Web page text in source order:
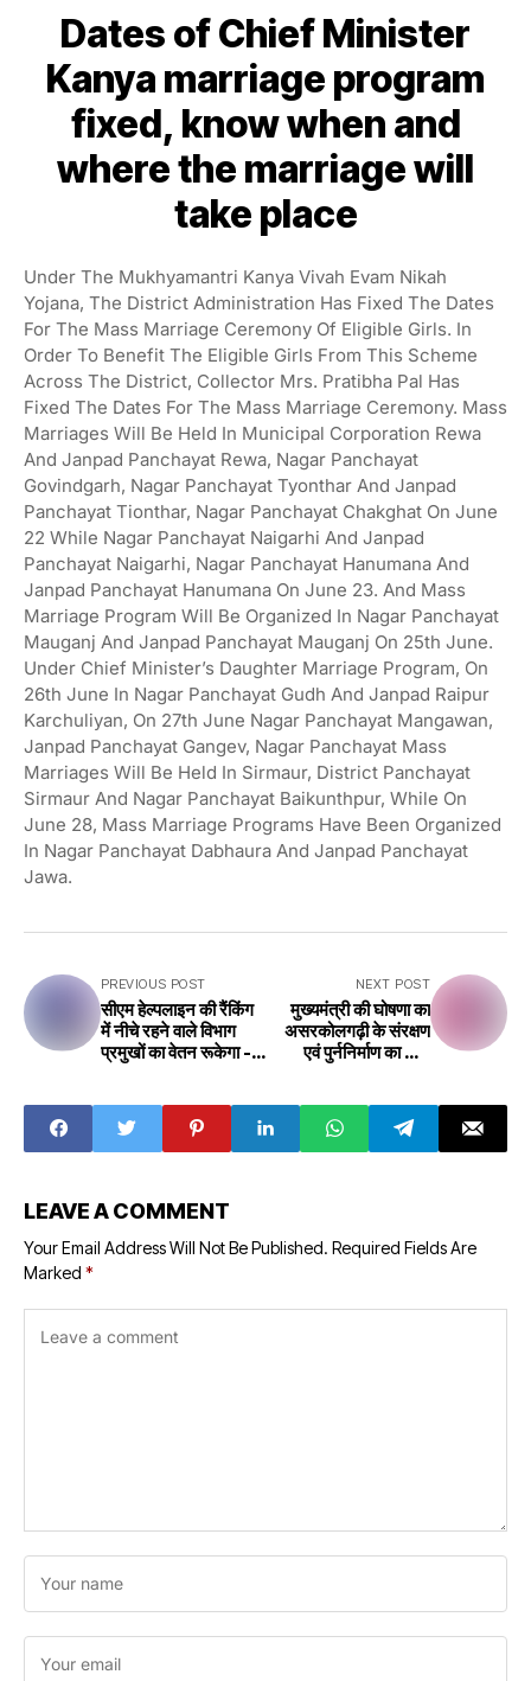
Dates of Chief Minister
Kanya marriage program
fixed, know when and
where the marriage will
take place
Under The Mukhyamantri Kanya Vivah Evam Nikah
Yojana, The District Administration Has Fixed The Dates
For The Mass Marriage Ceremony Of Eligible Girls. In
Order To Benefit The Eligible Girls From This Scheme
Across The District, Collector Mrs. Pratibha Pal Has
Fixed The Dates For The Mass Marriage Ceremony. Mass
Marriages Will Be Held In Municipal Corporation Rewa
And Janpad Panchayat Rewa, Nagar Panchayat
Govindgarh, Nagar Panchayat Tyonthar And Janpad
Panchayat Tionthar, Nagar Panchayat Chakghat On June
22 While Nagar Panchayat Naigarhi And Janpad
Panchayat Naigarhi, Nagar Panchayat Hanumana And
Janpad Panchayat Hanumana On June 23. And Mass
Marriage Program Will Be Organized In Nagar Panchayat
Mauganj And Janpad Panchayat Mauganj On 25th June.
Under Chief Minister’s Daughter Marriage Program, On
26th June In Nagar Panchayat Gudh And Janpad Raipur
Karchuliyan, On 27th June Nagar Panchayat Mangawan,
Janpad Panchayat Gangev, Nagar Panchayat Mass
Marriages Will Be Held In Sirmaur, District Panchayat
Sirmaur And Nagar Panchayat Baikunthpur, While On
June 28, Mass Marriage Programs Have Been Organized
In Nagar Panchayat Dabhaura And Janpad Panchayat
Jawa.
PREVIOUS POST
सीएम हेल्पलाइन की रैंकिंग
में नीचे रहने वाले विभाग
प्रमुखों का वेतन रूकेगा -
NEXT POST
मुख्यमंत्री की घोषणा का
असरकोलगढ़ी के संरक्षण
एवं पुर्ननिर्माण का कार्य
LEAVE A COMMENT
Your Email Address Will Not Be Published. Required Fields Are
Marked *